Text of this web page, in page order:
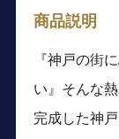
商品説明
『神戸の街
い』そんな
完成した神